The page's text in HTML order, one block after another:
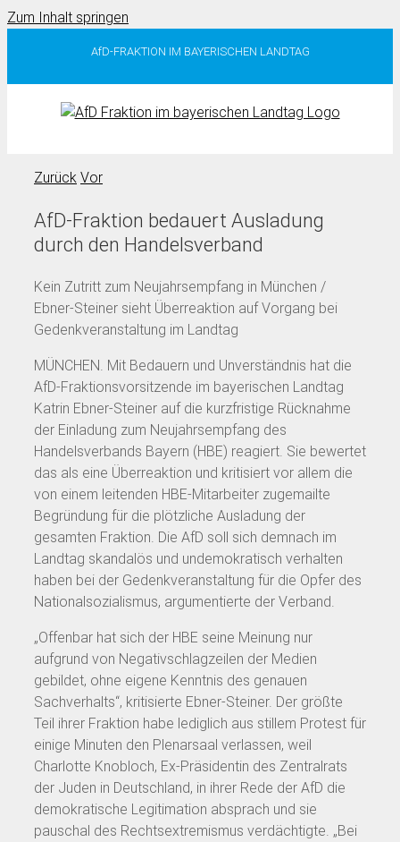
Zum Inhalt springen
AfD-FRAKTION IM BAYERISCHEN LANDTAG
Zurück Vor
AfD-Fraktion bedauert Ausladung
durch den Handelsverband
Kein Zutritt zum Neujahrsempfang in München /
Ebner-Steiner sieht Überreaktion auf Vorgang bei
Gedenkveranstaltung im Landtag
MÜNCHEN. Mit Bedauern und Unverständnis hat die
AfD-Fraktionsvorsitzende im bayerischen Landtag
Katrin Ebner-Steiner auf die kurzfristige Rücknahme
der Einladung zum Neujahrsempfang des
Handelsverbands Bayern (HBE) reagiert. Sie bewertet
das als eine Überreaktion und kritisiert vor allem die
von einem leitenden HBE-Mitarbeiter zugemailte
Begründung für die plötzliche Ausladung der
gesamten Fraktion. Die AfD soll sich demnach im
Landtag skandalös und undemokratisch verhalten
haben bei der Gedenkveranstaltung für die Opfer des
Nationalsozialismus, argumentierte der Verband.
„Offenbar hat sich der HBE seine Meinung nur
aufgrund von Negativschlagzeilen der Medien
gebildet, ohne eigene Kenntnis des genauen
Sachverhalts“, kritisierte Ebner-Steiner. Der größte
Teil ihrer Fraktion habe lediglich aus stillem Protest für
einige Minuten den Plenarsaal verlassen, weil
Charlotte Knobloch, Ex-Präsidentin des Zentralrats
der Juden in Deutschland, in ihrer Rede der AfD die
demokratische Legitimation absprach und sie
pauschal des Rechtsextremismus verdächtigte. „Bei